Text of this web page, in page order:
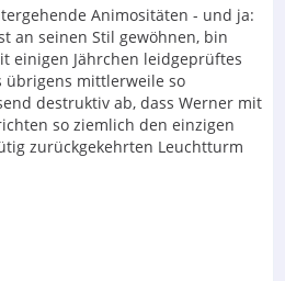
Animositäten - und ja:
an seinen Stil gewöhnen, bin
einigen Jährchen leidgeprüftes
übrigens mittlerweile so
destruktiv ab, dass Werner mit
so ziemlich den einzigen
zurückgekehrten Leuchtturm